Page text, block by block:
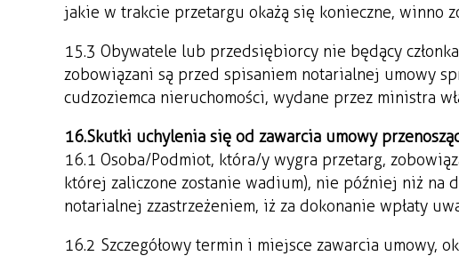
jakie w trakcie przetargu okażą się konieczne, winno
15.3 Obywatele lub przedsiębiorcy nie będący
zobowiązani są przed spisaniem notarialnej umowy
cudzoziemca nieruchomości, wydane przez ministra
16. Skutki uchylenia się od zawarcia umowy
16.1 Osoba/Podmiot, która/y wygra przetarg,
której zaliczone zostanie wadium), nie później niż na
notarialnej z zastrzeżeniem, iż za dokonanie wpłaty
16.2 Szczegółowy termin i miejsce zawarcia umowy,